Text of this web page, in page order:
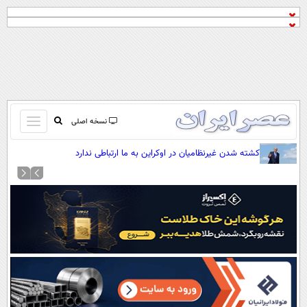
نسخه اصلی
باز
و
کردن
صفحه اول
نظرسنجی
آب و هوا
اوقات شرعی
سواد زندگی
کشته شدن غیرنظامیان در اوکراین به ما ارتباطی ندارد